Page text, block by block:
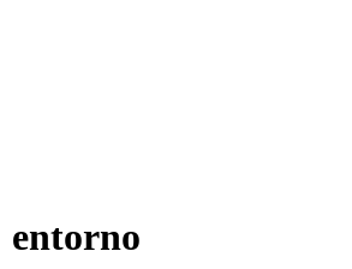
entorno